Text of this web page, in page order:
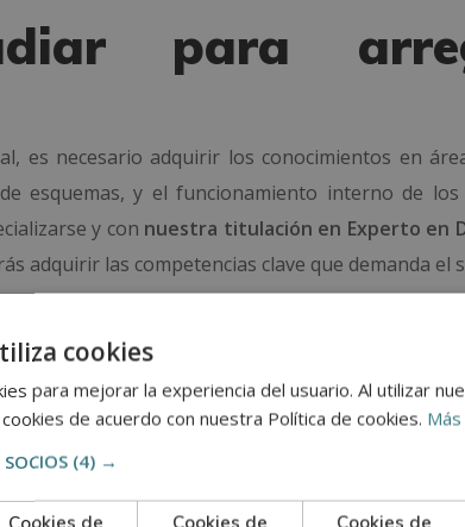
para
es necesario adquirir los conocimientos en
esquemas, y el funcionamiento interno de
y con nuestra titulación en Experto en
adquirir las competencias clave que demanda el
conocimientos previos. El contenido está
con seguridad, guiado por materiales claros,
cookies
para mejorar la experiencia del usuario. Al utilizar
de acuerdo con nuestra Política de cookies.
(4) →
Cookies de
Cookies de
Cookies de